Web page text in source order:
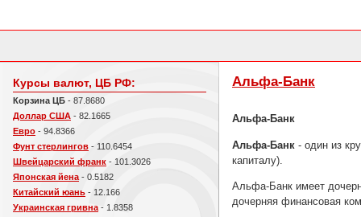
Курсы валют, ЦБ РФ:
Корзина ЦБ - 87.8680
Доллар США - 82.1665
Евро - 94.8366
Фунт стерлингов - 110.6454
Швейцарский франк - 101.3026
Японская йена - 0.5182
Китайский юань - 12.166
Украинская гривна - 1.8358
Альфа-Банк
Альфа-Банк
Альфа-Банк - один из
капиталу).
Альфа-Банк имеет
дочерняя финансовая